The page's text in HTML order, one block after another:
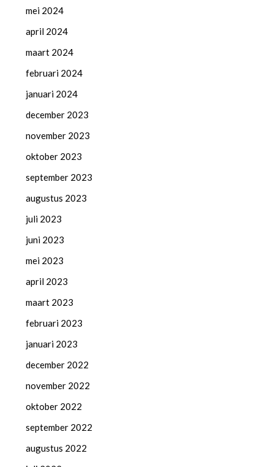
mei 2024
april 2024
maart 2024
februari 2024
januari 2024
december 2023
november 2023
oktober 2023
september 2023
augustus 2023
juli 2023
juni 2023
mei 2023
april 2023
maart 2023
februari 2023
januari 2023
december 2022
november 2022
oktober 2022
september 2022
augustus 2022